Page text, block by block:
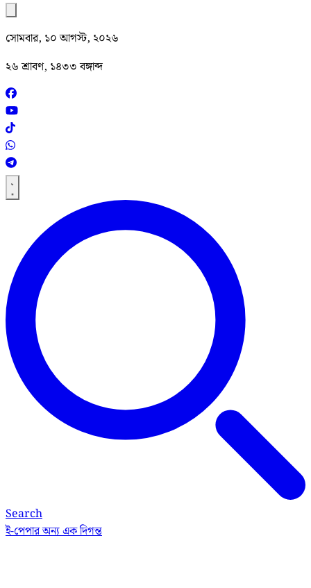
সোমবার, ১০ আগস্ট, ২০২৬
২৬ শ্রাবণ, ১৪৩৩ বঙ্গাব্দ
Search
ই-পেপারঅন্য এক দিগন্ত